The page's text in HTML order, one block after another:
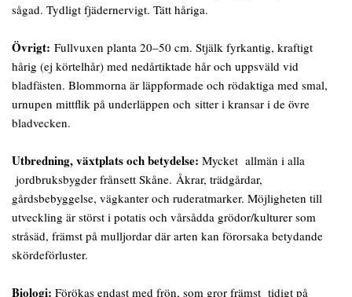
sågad. Tydligt fjädernervigt. Tätt håriga.
Övrigt: Fullvuxen planta 20–50 cm. Stjälk fyrkantig, kraftigt
hårig (ej körtelhår) med nedårtiktade hår och uppsväld vid
bladfästen. Blommorna är läppformade och rödaktiga med smal,
urnupen mittflik på underläppen och sitter i kransar i de övre
bladvecken.
Utbredning, växtplats och betydelse: Mycket allmän i alla
jordbruksbygder frånsett Skåne. Åkrar, trädgårdar,
gårdsbebyggelse, vägkanter och ruderatmarker. Möjligheten till
utveckling är störst i potatis och vårsådda grödor/kulturer som
stråsäd, främst på mulljordar där arten kan förorsaka betydande
skördeförluster.
Biologi: Förökas endast med frön, som gror främst tidigt på